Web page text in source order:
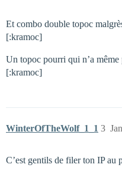
Et combo double topoc
[:kramoc]
Un topoc pourri qui n’a
[:kramoc]
WinterOfTheWolf_1_1 3
C’est gentils de filer ton IP au